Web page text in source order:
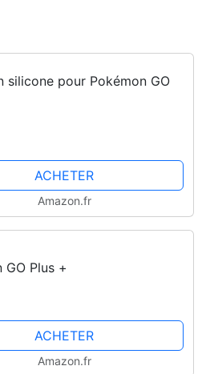
silicone pour Pokémon GO
ACHETER
Amazon.fr
GO Plus +
ACHETER
Amazon.fr